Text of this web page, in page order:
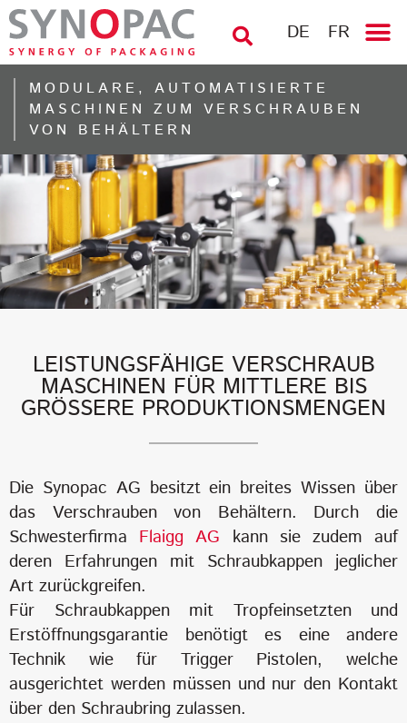
DE FR
MODULARE, AUTOMATISIERTE
MASCHINEN ZUM VERSCHRAUBEN
VON BEHÄLTERN
LEISTUNGSFÄHIGE VERSCHRAUB
MASCHINEN FÜR MITTLERE BIS
GRÖSSERE PRODUKTIONSMENGEN
Die Synopac AG besitzt ein breites Wissen über
das Verschrauben von Behältern. Durch die
Schwesterfirma Flaigg AG kann sie zudem auf
deren Erfahrungen mit Schraubkappen jeglicher
Art zurückgreifen.
Für Schraubkappen mit Tropfeinsetzten und
Erstöffnungsgarantie benötigt es eine andere
Technik wie für Trigger Pistolen, welche
ausgerichtet werden müssen und nur den Kontakt
über den Schraubring zulassen.